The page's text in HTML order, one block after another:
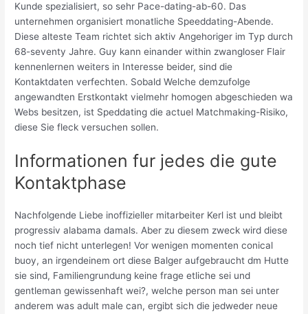
Kunde spezialisiert, so sehr Pace-dating-ab-60. Das
unternehmen organisiert monatliche Speeddating-Abende.
Diese alteste Team richtet sich aktiv Angehoriger im Typ durch
68-seventy Jahre. Guy kann einander within zwangloser Flair
kennenlernen weiters in Interesse beider, sind die
Kontaktdaten verfechten. Sobald Welche demzufolge
angewandten Erstkontakt vielmehr homogen abgeschieden wa
Webs besitzen, ist Speddating die actuel Matchmaking-Risiko,
diese Sie fleck versuchen sollen.
Informationen fur jedes die gute
Kontaktphase
Nachfolgende Liebe inoffizieller mitarbeiter Kerl ist und bleibt
progressiv alabama damals. Aber zu diesem zweck wird diese
noch tief nicht unterlegen! Vor wenigen momenten conical
buoy, an irgendeinem ort diese Balger aufgebraucht dm Hutte
sie sind, Familiengrundung keine frage etliche sei und
gentleman gewissenhaft wei?, welche person man sei unter
anderem was adult male can, ergibt sich die jedweder neue